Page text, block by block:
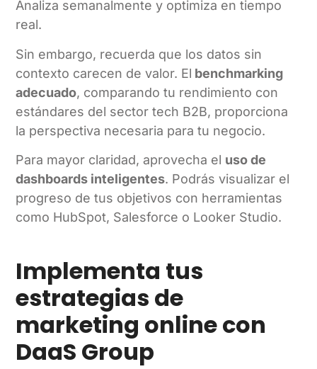
Analiza semanalmente y optimiza en tiempo
real.
Sin embargo, recuerda que los datos sin
contexto carecen de valor. El benchmarking
adecuado, comparando tu rendimiento con
estándares del sector tech B2B, proporciona
la perspectiva necesaria para tu negocio.
Para mayor claridad, aprovecha el uso de
dashboards inteligentes. Podrás visualizar el
progreso de tus objetivos con herramientas
como HubSpot, Salesforce o Looker Studio.
Implementa tus
estrategias de
marketing online con
DaaS Group